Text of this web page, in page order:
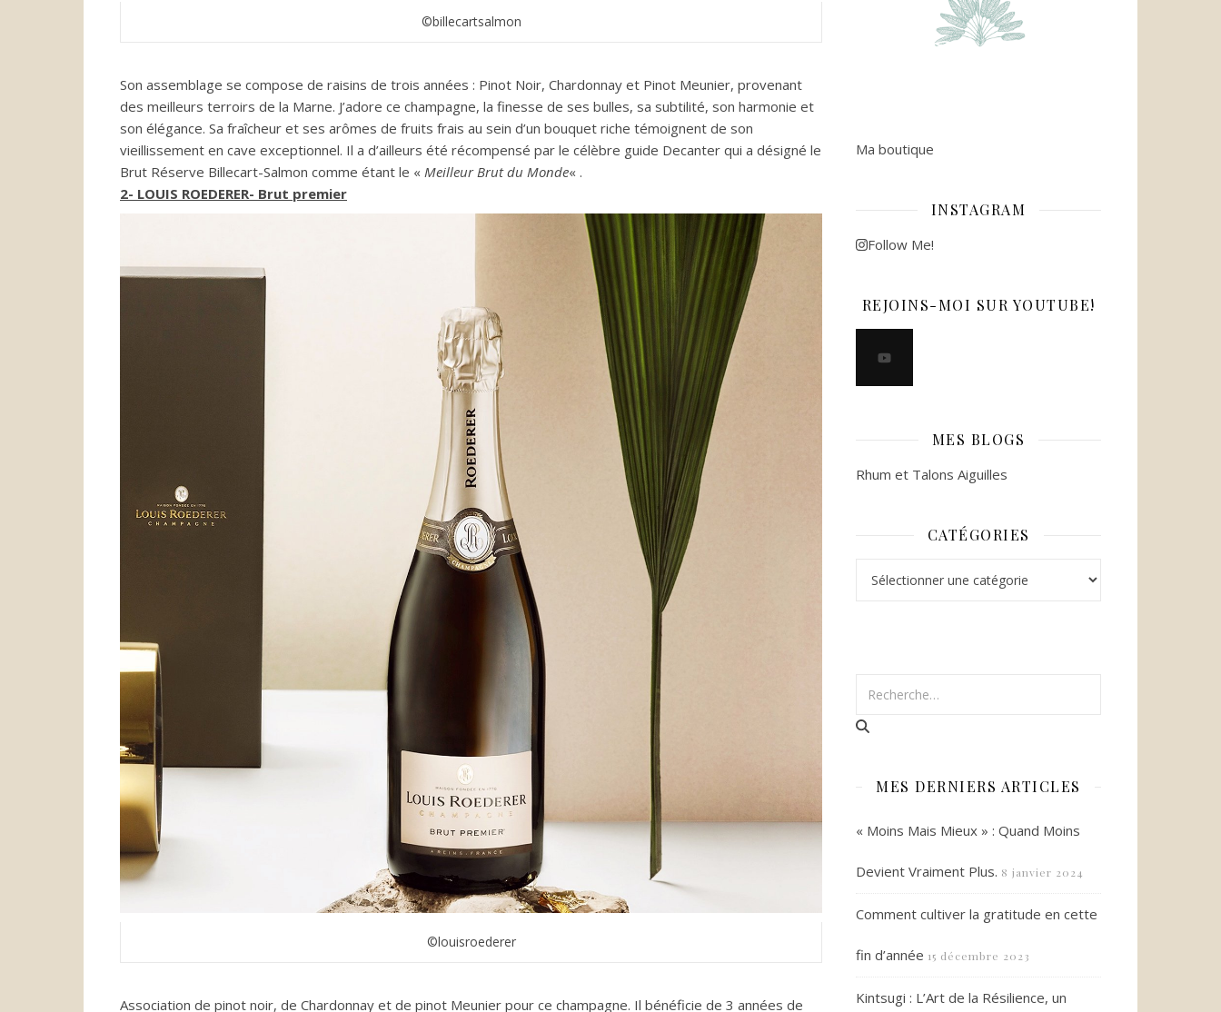
©billecartsalmon
Son assemblage se compose de raisins de trois années : Pinot Noir, Chardonnay et Pinot Meunier, provenant
des meilleurs terroirs de la Marne. J’adore ce champagne, la finesse de ses bulles, sa subtilité, son harmonie et
son élégance. Sa fraîcheur et ses arômes de fruits frais au sein d’un bouquet riche témoignent de son
vieillissement en cave exceptionnel. Il a d’ailleurs été récompensé par le célèbre guide Decanter qui a désigné le
Brut Réserve Billecart-Salmon comme étant le « Meilleur Brut du Monde« .
2- LOUIS ROEDERER- Brut premier
©louisroederer
Association de pinot noir, de Chardonnay et de pinot Meunier pour ce champagne. Il bénéficie de 3 années de
Ma boutique
INSTAGRAM
Follow Me!
REJOINS-MOI SUR YOUTUBE!
MES BLOGS
Rhum et Talons Aiguilles
CATÉGORIES
MES DERNIERS ARTICLES
« Moins Mais Mieux » : Quand Moins
Devient Vraiment Plus. 8 janvier 2024
Comment cultiver la gratitude en cette
fin d’année 15 décembre 2023
Kintsugi : L’Art de la Résilience, un